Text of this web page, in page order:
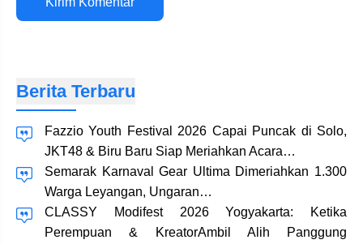
web
Berita Terbaru
Fazzio Youth Festival 2026 Capai Puncak di Solo,
JKT48 & Biru Baru Siap Meriahkan Acara…
Semarak Karnaval Gear Ultima Dimeriahkan 1.300
Warga Leyangan, Ungaran…
CLASSY Modifest 2026 Yogyakarta: Ketika
Perempuan & KreatorAmbil Alih Panggung